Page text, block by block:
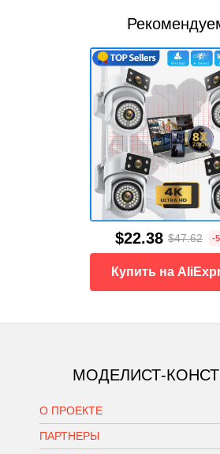
$22.38 $47.62 -
Купить на
МОДЕЛИСТ-
О ПРОЕКТЕ
ПАРТНЕРЫ